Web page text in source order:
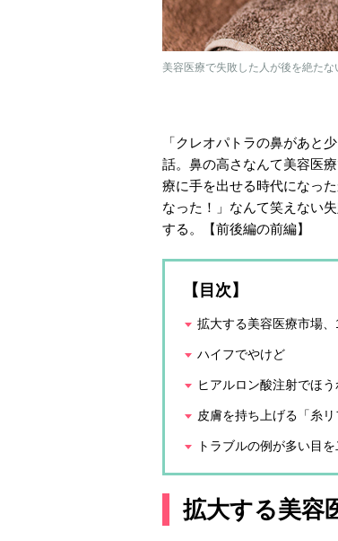
美容医療で失敗した人が後を絶たな
「クレオパトラの鼻があと
話。鼻の高さなんて美容医
療に手を出せる時代になっ
なった！」なんて笑えない
する。【前後編の前編】
【目次】
拡大する美容医療市場
ハイフでやけど
ヒアルロン酸注射でほ
皮膚を持ち上げる「糸
トラブルの例が多い目
拡大する美容